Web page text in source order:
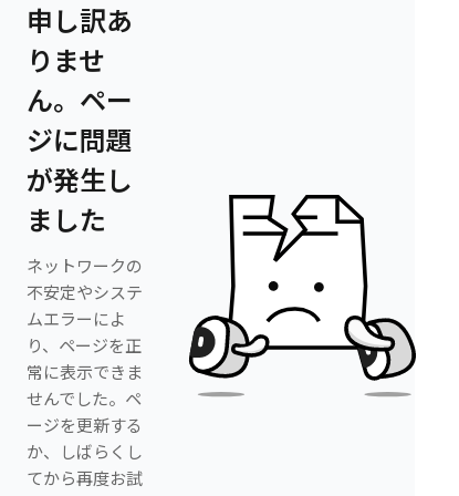
申し訳あ
りませ
ん。ペー
ジに問題
が発生し
ました
ネットワークの
不安定やシステ
ムエラーによ
り、ページを正
常に表示できま
せんでした。ペ
ージを更新する
か、しばらくし
てから再度お試